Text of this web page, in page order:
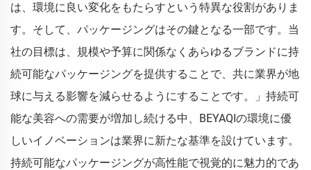
は、環境に良い変化をもたらすという特異な役割がありま
す。そして、パッケージングはその鍵となる一部です。当
社の目標は、規模や予算に関係なくあらゆるブランドに持
続可能なパッケージングを提供することで、共に業界が地
球に与える影響を減らせるようにすることです。」持続可
能な美容への需要が増加し続ける中、BEYAQIの環境に優
しいイノベーションは業界に新たな基準を設けています。
持続可能なパッケージングが高性能で視覚的に魅力的であ